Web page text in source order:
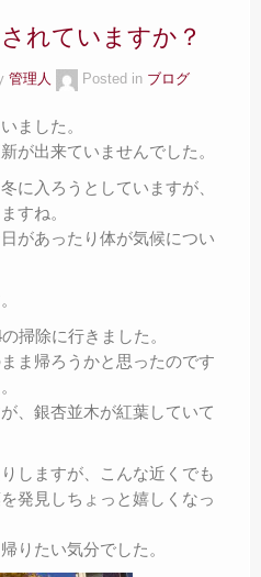
れていますか？
管理人 Posted in ブログ
ました。
が出来ていませんでした。
に入ろうとしていますが、
すね。
があったり体が気候につい
掃除に行きました。
ま帰ろうかと思ったのです
、銀杏並木が紅葉していて
しますが、こんな近くでも
発見しちょっと嬉しくなっ
りたい気分でした。